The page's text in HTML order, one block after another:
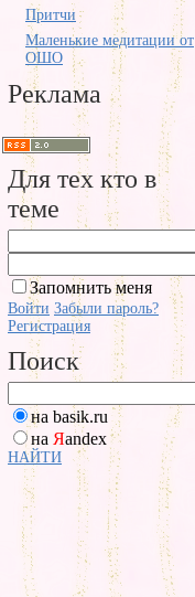
Притчи
Маленькие медитации от
ОШО
Реклама
Для тех кто в
теме
Запомнить меня
Войти Забыли пароль?
Регистрация
Поиск
на basik.ru
на Яandex
НАЙТИ